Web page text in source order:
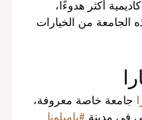
أكثر هدوءًا،
الجامعة من الخيارات
جامعة خاصة معروفة،
في مدينة #بامبلونا